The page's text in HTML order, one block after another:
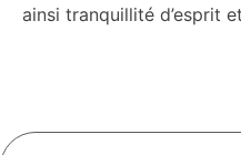
ainsi tranquillité d’esprit